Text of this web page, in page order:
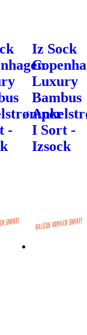
-
Iz Sock
Luxury
Bambus
I Sort -
Izsock